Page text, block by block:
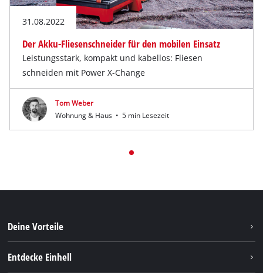
31.08.2022
Der Akku-Fliesenschneider für den mobilen Einsatz
Leistungsstark, kompakt und kabellos: Fliesen
schneiden mit Power X-Change
Tom Weber
Wohnung & Haus • 5 min Lesezeit
Deine Vorteile
Entdecke Einhell